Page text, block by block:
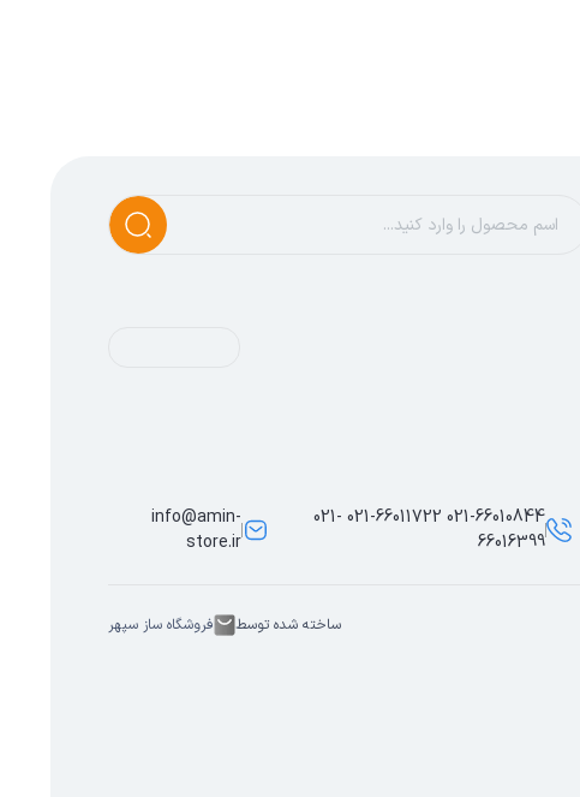
021-66010844 021-66011722 021-
66016399
info@amin-
store.ir
ساخته شده توسط فروشگاه ساز سپهر